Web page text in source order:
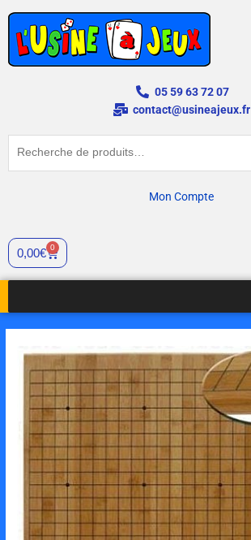
contenu
05 59 63 72 07
contact@usineajeux.fr
Mon Compte
0,00€ 0
Cart